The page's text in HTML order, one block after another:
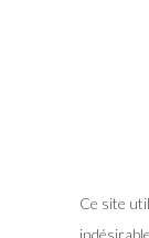
Ce site